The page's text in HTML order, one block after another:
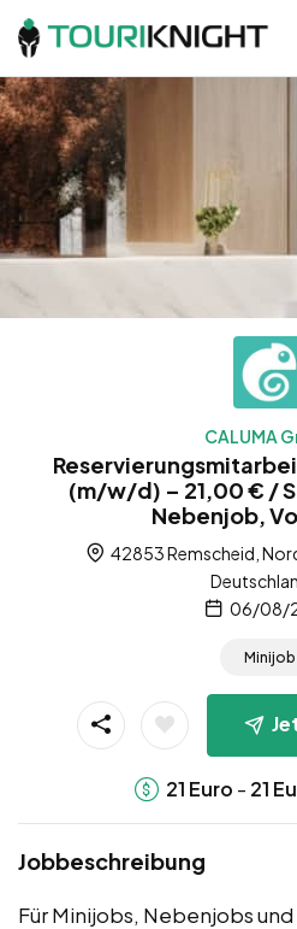
CALUMA
(m/w/d) – 21,00 € /
Nebenjob,
42853 Remscheid,
06/08/
Minijob
21 Euro - 21
Jobbeschreibung
Für Minijobs, Nebenjobs